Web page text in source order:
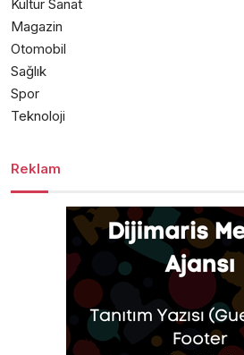
Kültür Sanat
Magazin
Otomobil
Sağlık
Spor
Teknoloji
Reklam